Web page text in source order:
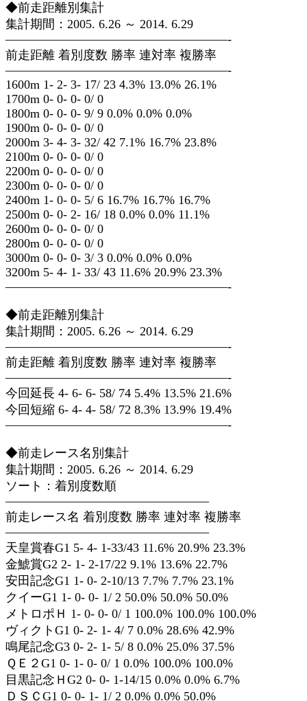
◆前走距離別集計
集計期間：2005. 6.26 ～ 2014. 6.29
——————————————————-
前走距離 着別度数 勝率 連対率 複勝率
——————————————————-
1600m 1- 2- 3- 17/ 23 4.3% 13.0% 26.1%
1700m 0- 0- 0- 0/ 0
1800m 0- 0- 0- 9/ 9 0.0% 0.0% 0.0%
1900m 0- 0- 0- 0/ 0
2000m 3- 4- 3- 32/ 42 7.1% 16.7% 23.8%
2100m 0- 0- 0- 0/ 0
2200m 0- 0- 0- 0/ 0
2300m 0- 0- 0- 0/ 0
2400m 1- 0- 0- 5/ 6 16.7% 16.7% 16.7%
2500m 0- 0- 2- 16/ 18 0.0% 0.0% 11.1%
2600m 0- 0- 0- 0/ 0
2800m 0- 0- 0- 0/ 0
3000m 0- 0- 0- 3/ 3 0.0% 0.0% 0.0%
3200m 5- 4- 1- 33/ 43 11.6% 20.9% 23.3%
——————————————————-
◆前走距離別集計
集計期間：2005. 6.26 ～ 2014. 6.29
——————————————————-
前走距離 着別度数 勝率 連対率 複勝率
——————————————————-
今回延長 4- 6- 6- 58/ 74 5.4% 13.5% 21.6%
今回短縮 6- 4- 4- 58/ 72 8.3% 13.9% 19.4%
——————————————————-
◆前走レース名別集計
集計期間：2005. 6.26 ～ 2014. 6.29
ソート：着別度数順
————————————————–
前走レース名 着別度数 勝率 連対率 複勝率
————————————————–
天皇賞春G1 5- 4- 1-33/43 11.6% 20.9% 23.3%
金鯱賞G2 2- 1- 2-17/22 9.1% 13.6% 22.7%
安田記念G1 1- 0- 2-10/13 7.7% 7.7% 23.1%
クイーG1 1- 0- 0- 1/ 2 50.0% 50.0% 50.0%
メトロポＨ 1- 0- 0- 0/ 1 100.0% 100.0% 100.0%
ヴィクトG1 0- 2- 1- 4/ 7 0.0% 28.6% 42.9%
鳴尾記念G3 0- 2- 1- 5/ 8 0.0% 25.0% 37.5%
ＱＥ２G1 0- 1- 0- 0/ 1 0.0% 100.0% 100.0%
目黒記念ＨG2 0- 0- 1-14/15 0.0% 0.0% 6.7%
ＤＳＣG1 0- 0- 1- 1/ 2 0.0% 0.0% 50.0%